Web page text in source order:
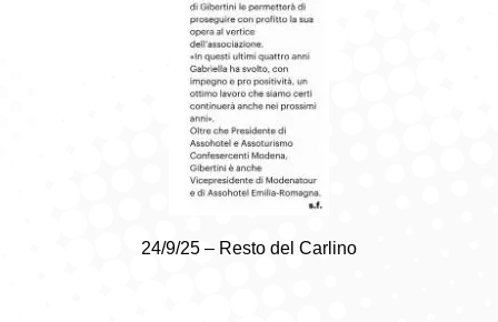
24/9/25 – Resto del Carlino